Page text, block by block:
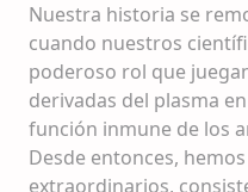
Nuestra historia se
cuando nuestros
poderoso rol que
derivadas del plasma
función inmune de los
Desde entonces,
extraordinarios,